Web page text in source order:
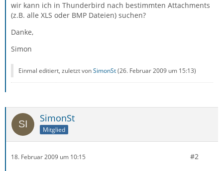
wir kann ich in Thunderbird nach bestimmten Attachments
(z.B. alle XLS oder BMP Dateien) suchen?
Danke,
Simon
Einmal editiert, zuletzt vonSimonSt(26. Februar 2009 um 15:13)
SimonSt
Mitglied
18. Februar 2009 um 10:15 #2